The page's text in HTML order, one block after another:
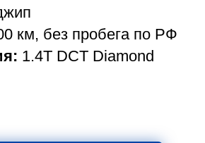
км, без пробега по РФ
1.4T DCT Diamond